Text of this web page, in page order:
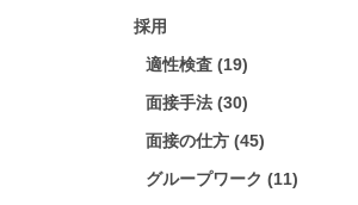
採用
適性検査 (19)
面接手法 (30)
面接の仕方 (45)
グループワーク (11)